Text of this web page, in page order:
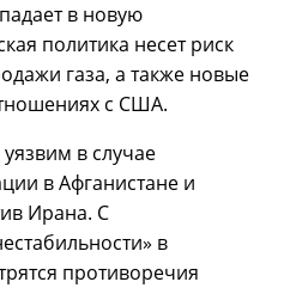
в новую
политика несет риск
газа, а также новые
с США.
в случае
в Афганистане и
Ирана. С
в
противоречия